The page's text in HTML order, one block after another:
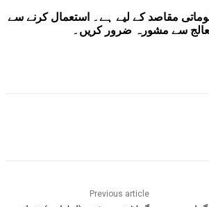
مقاصد کے لیے ہے۔ استعمال کرنے سے
سے مشورہ ضرور کریں۔
Previous article